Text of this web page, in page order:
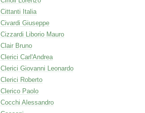
Cittanti Italia
Civardi Giuseppe
Cizzardi Liborio Mauro
Clair Bruno
Clerici Carl'Andrea
Clerici Giovanni Leonardo
Clerici Roberto
Clerico Paolo
Cocchi Alessandro